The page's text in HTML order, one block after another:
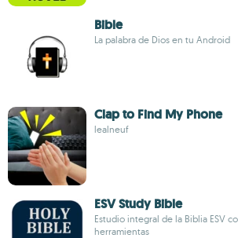
Bible
La palabra de Dios en tu Android
Clap to Find My Phone
lealneuf
ESV Study Bible
Estudio integral de la Biblia ESV
herramientas